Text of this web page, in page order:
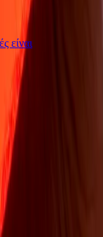
είναι
ΕΤΑΙΡΕΙΑ
Σχετικά με εμάς
πράκτορας
ΥΠΟΣΤΗΡΙΞΗ
Πολιτική απορρήτου